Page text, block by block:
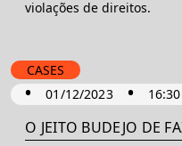
violações de direitos.
CASES
• 01/12/2023 •
O JEITO BUDEJO DE